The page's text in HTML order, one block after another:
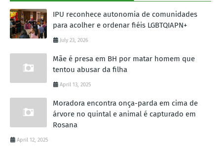
IPU reconhece autonomia de comunidades
para acolher e ordenar fiéis LGBTQIAPN+
July 23, 2026
Mãe é presa em BH por matar homem que
tentou abusar da filha
April 13, 2025
Moradora encontra onça-parda em cima de
árvore no quintal e animal é capturado em
Rosana
April 12, 2025